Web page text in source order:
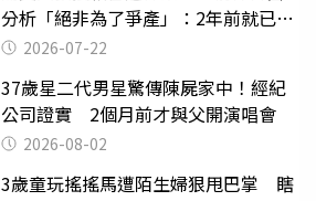
分析「絕非為了爭產」：2年前就已言
行詭異
2026-07-22
37歲星二代男星驚傳陳屍家中！經紀
公司證實 2個月前才與父開演唱會
2026-08-02
3歲童玩搖搖馬遭陌生婦狠甩巴掌 瞎